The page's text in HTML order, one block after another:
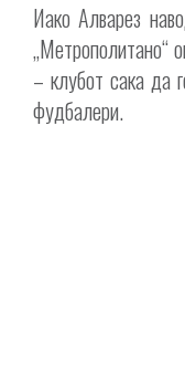
Иако Алварез
„Метрополитано“
– клубот сака да
фудбалери.